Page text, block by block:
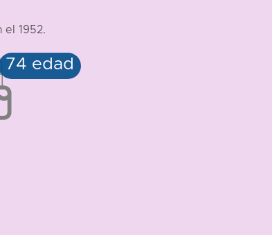
el 1952.